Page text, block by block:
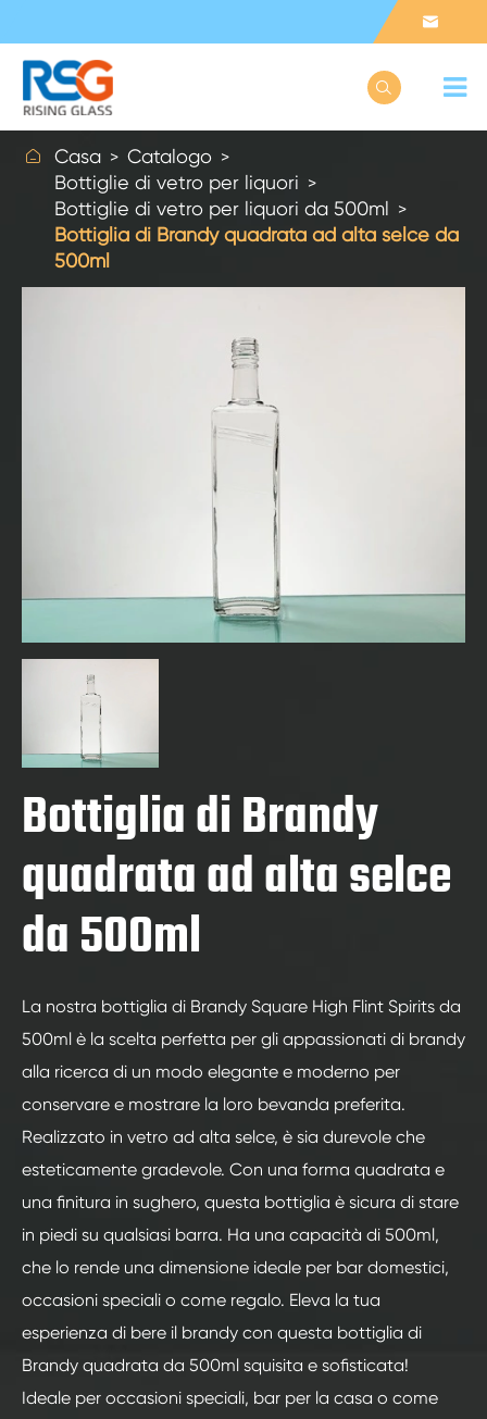


 Casa
Catalogo
Bottiglie di vetro per liquori
Bottiglie di vetro per liquori da 500ml
Bottiglia di Brandy quadrata ad alta selce da
500ml
Bottiglia di Brandy
quadrata ad alta selce
da 500ml
La nostra bottiglia di Brandy Square High Flint Spirits da
500ml è la scelta perfetta per gli appassionati di brandy
alla ricerca di un modo elegante e moderno per
conservare e mostrare la loro bevanda preferita.
Realizzato in vetro ad alta selce, è sia durevole che
esteticamente gradevole. Con una forma quadrata e
una finitura in sughero, questa bottiglia è sicura di stare
in piedi su qualsiasi barra. Ha una capacità di 500ml,
che lo rende una dimensione ideale per bar domestici,
occasioni speciali o come regalo. Eleva la tua
esperienza di bere il brandy con questa bottiglia di
Brandy quadrata da 500ml squisita e sofisticata!
Ideale per occasioni speciali, bar per la casa o come